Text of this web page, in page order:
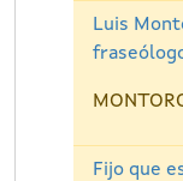
Luis
Fijo que